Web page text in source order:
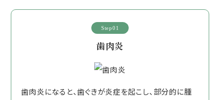
Step01
歯肉炎
歯肉炎になると、歯ぐきが炎症を起こし、部分的に腫